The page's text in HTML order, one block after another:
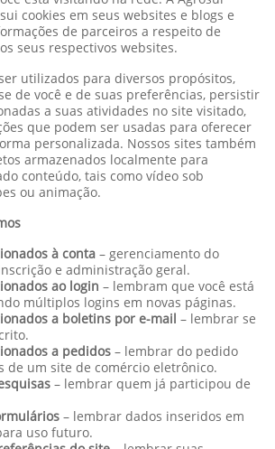
cookies em seus websites e blogs e
de parceiros a respeito de
seus respectivos websites.
utilizados para diversos propósitos,
de você e de suas preferências, persistir
a suas atividades no site visitado,
que podem ser usadas para oferecer
personalizada. Nossos sites também
armazenados localmente para
conteúdo, tais como vídeo sob
ou animação.
à conta – gerenciamento do
e administração geral.
ao login – lembram que você está
múltiplos logins em novas páginas.
a boletins por e-mail – lembrar se
a pedidos – lembrar do pedido
de um site de comércio eletrônico.
– lembrar quem já participou de
– lembrar dados inseridos em
uso futuro.